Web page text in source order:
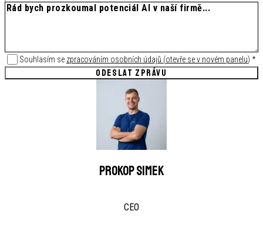
Souhlasím se zpracováním osobních údajů (otevře se v novém panelu) *
ODESLAT ZPRÁVU
Prokop Simek
CEO